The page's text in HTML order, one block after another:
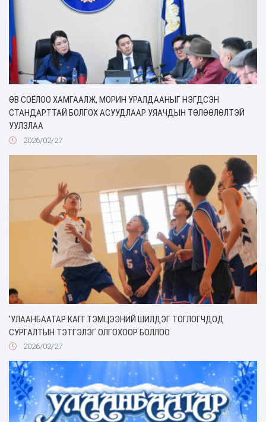
ӨВ СОЁЛОО ХАМГААЛЖ, МОРИН УРАЛДААНЫГ НЭГДСЭН
СТАНДАРТТАЙ БОЛГОХ АСУУДЛААР УЯАЧДЫН ТӨЛӨӨЛӨЛТЭЙ
УУЛЗЛАА
2026/02/27
'УЛААНБААТАР КАП' ТЭМЦЭЭНИЙ ШИЛДЭГ ТОГЛОГЧДОД
СУРГАЛТЫН ТЭТГЭЛЭГ ОЛГОХООР БОЛЛОО
2026/02/27